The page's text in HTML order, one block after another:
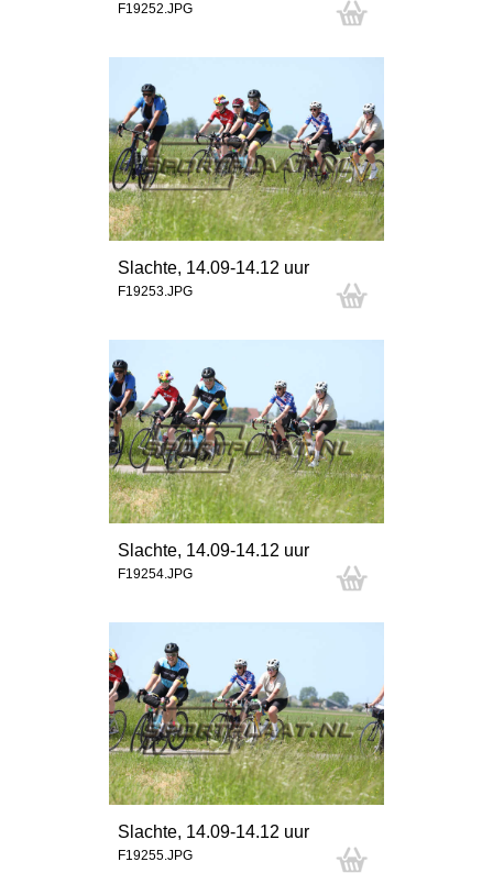
F19252.JPG
Slachte, 14.09-14.12 uur
F19253.JPG
Slachte, 14.09-14.12 uur
F19254.JPG
Slachte, 14.09-14.12 uur
F19255.JPG